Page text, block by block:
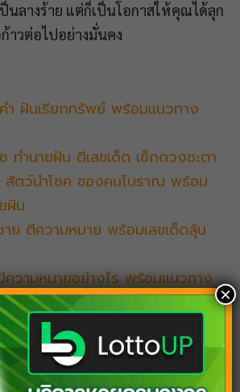
นลางร้าย แต่ก็เป็นโอกาสให้คุณได้ลุก
าวต่อไปอย่างมั่นคง
ำ ฝันเรียกทรัพย์ พร้อมแนวทาง
ทำนายฝัน ตีเลขเด็ด เช็กดวงชะตา
สัตว์นำโชค ของคนโบราณ พร้อม
ฝัน
าย ตีความหมาย พร้อมเลขเด็ดลุ้น
วามหมายอย่างไร พร้อมแนวทาง
×